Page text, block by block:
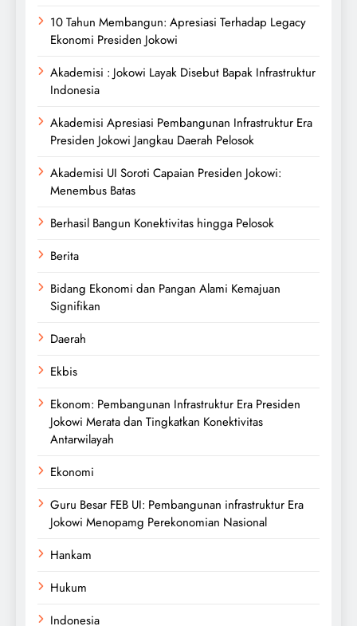
10 Tahun Membangun: Apresiasi Terhadap Legacy
Ekonomi Presiden Jokowi
Akademisi : Jokowi Layak Disebut Bapak Infrastruktur
Indonesia
Akademisi Apresiasi Pembangunan Infrastruktur Era
Presiden Jokowi Jangkau Daerah Pelosok
Akademisi UI Soroti Capaian Presiden Jokowi:
Menembus Batas
Berhasil Bangun Konektivitas hingga Pelosok
Berita
Bidang Ekonomi dan Pangan Alami Kemajuan
Signifikan
Daerah
Ekbis
Ekonom: Pembangunan Infrastruktur Era Presiden
Jokowi Merata dan Tingkatkan Konektivitas
Antarwilayah
Ekonomi
Guru Besar FEB UI: Pembangunan infrastruktur Era
Jokowi Menopamg Perekonomian Nasional
Hankam
Hukum
Indonesia